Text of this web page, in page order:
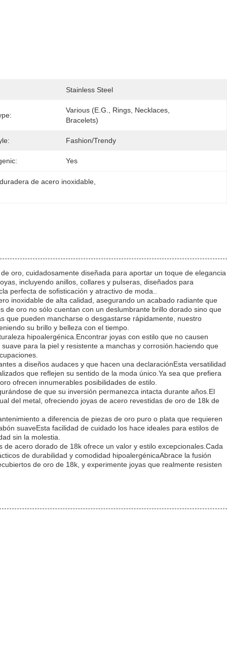
Stainless Steel
Various (e.g., Rings, Necklaces,
Bracelets)
Fashion/Trendy
Yes
de acero inoxidable
oro, cuidadosamente diseñada para aportar un toque de elegancia
incluyendo anillos, collares y pulseras, diseñados para
perfecta de sofisticación y atractivo de moda..
inoxidable de alta calidad, asegurando un acabado radiante que
de oro no sólo cuentan con un deslumbrante brillo dorado sino que
que pueden mancharse o desgastarse rápidamente, nuestro
su brillo y belleza con el tiempo.
hipoalergénica.Encontrar joyas con estilo que no causen
para la piel y resistente a manchas y corrosión.haciendo que
a diseños audaces y que hacen una declaraciónEsta versatilidad
que reflejen su sentido de la moda único.Ya sea que prefiera
ofrecen innumerables posibilidades de estilo.
de que su inversión permanezca intacta durante años.El
del metal, ofreciendo joyas de acero revestidas de oro de 18k de
a diferencia de piezas de oro puro o plata que requieren
suaveEsta facilidad de cuidado los hace ideales para estilos de
sin la molestia.
acero dorado de 18k ofrece un valor y estilo excepcionales.Cada
de durabilidad y comodidad hipoalergénicaAbrace la fusión
de oro de 18k, y experimente joyas que realmente resisten